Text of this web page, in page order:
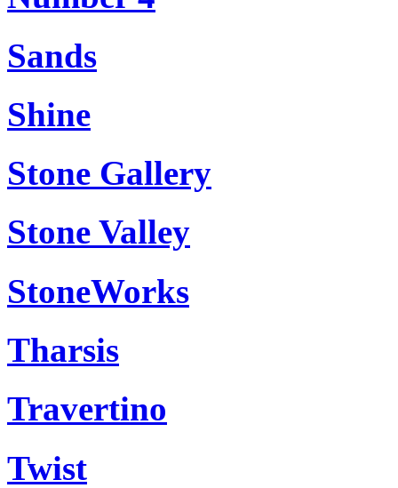
Sands
Shine
Stone Gallery
Stone Valley
StoneWorks
Tharsis
Travertino
Twist